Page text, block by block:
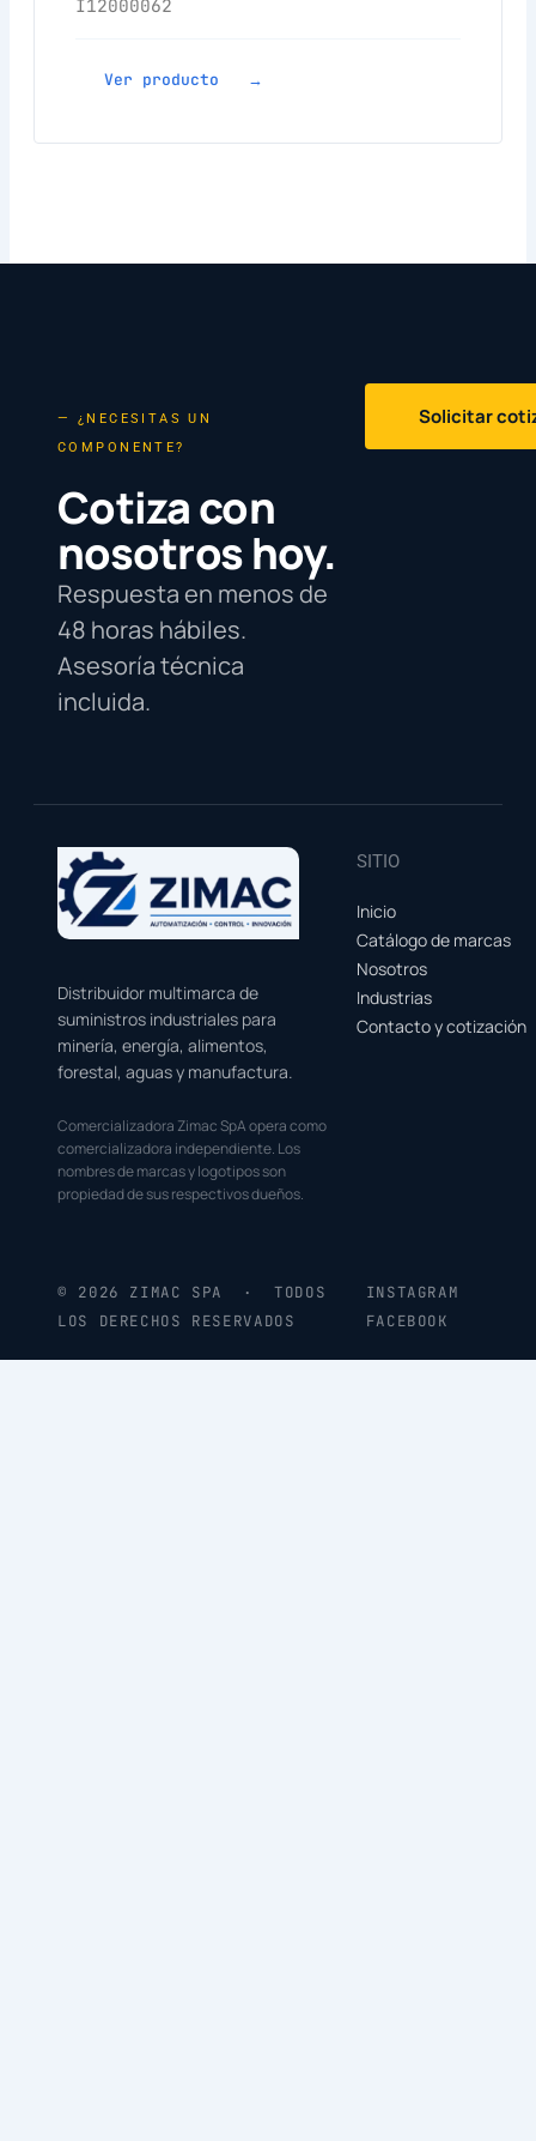
I12000062
Ver producto →
— ¿NECESITAS UN
COMPONENTE?
Cotiza con
nosotros hoy.
Respuesta en menos de
48 horas hábiles.
Asesoría técnica
incluida.
Solicitar
Distribuidor multimarca de
suministros industriales para
minería, energía, alimentos,
forestal, aguas y manufactura.
Comercializadora Zimac SpA opera como
comercializadora independiente. Los
nombres de marcas y logotipos son
propiedad de sus respectivos dueños.
SITIO
Inicio
Catálogo de marcas
Nosotros
Industrias
Contacto y cotización
© 2026 ZIMAC SPA · TODOS
LOS DERECHOS RESERVADOS
INSTAGRAM
FACEBOOK